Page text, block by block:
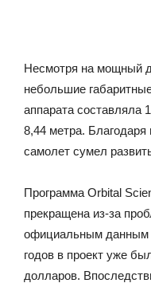
Несмотря на мощный
небольшие
аппарата составляла
8,44 метра.
самолет сумел
Программа Orbital
прекращена из-за
официальным данным
годов в проект уже
долларов.